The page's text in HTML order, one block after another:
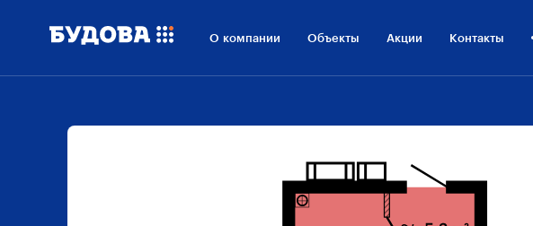
О компании Объекты Акции Контакты